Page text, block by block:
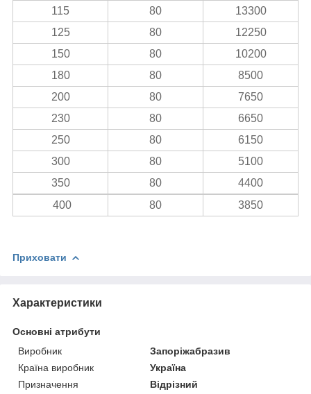
115 80
13300
125
80
12250
150
80
10200
180
80
8500
200
80
7650
230
80
6650
250
80
6150
300
80
5100
350
80
4400
400
80 3850
Приховати
Характеристики
Основні атрибути
Виробник
Запоріжабразив
Країна виробник
Україна
Призначення
Відрізний